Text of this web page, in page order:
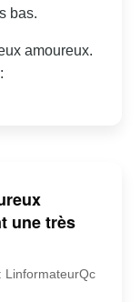
bas.
amoureux.
une très
LinformateurQc